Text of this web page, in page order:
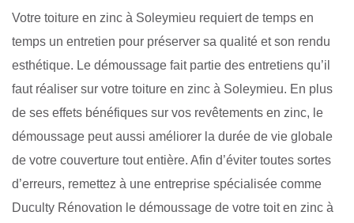
Votre toiture en zinc à Soleymieu requiert de temps en
temps un entretien pour préserver sa qualité et son rendu
esthétique. Le démoussage fait partie des entretiens qu’il
faut réaliser sur votre toiture en zinc à Soleymieu. En plus
de ses effets bénéfiques sur vos revêtements en zinc, le
démoussage peut aussi améliorer la durée de vie globale
de votre couverture tout entière. Afin d’éviter toutes sortes
d’erreurs, remettez à une entreprise spécialisée comme
Duculty Rénovation le démoussage de votre toit en zinc à